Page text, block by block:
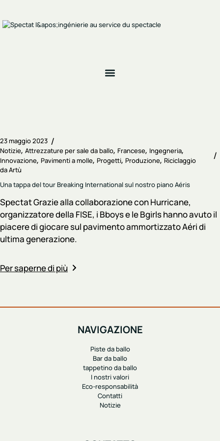
23 maggio 2023
Notizie Attrezzature per sale da ballo Francese Ingegneria
Innovazione Pavimenti a molle Progetti Produzione Riciclaggio
daArtù
Una tappa del tour Breaking International sul nostro piano Aéris
Spectat Grazie alla collaborazione con Hurricane,
organizzatore della FISE, i Bboys e le Bgirls hanno avuto il
piacere di giocare sul pavimento ammortizzato Aéri di
ultima generazione.
Per saperne di più
NAVIGAZIONE
Piste da ballo
Bar da ballo
tappetino da ballo
I nostri valori
Eco-responsabilità
Contatti
Notizie